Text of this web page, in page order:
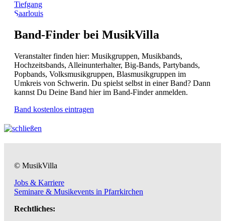
Tiefgang
Saarlouis
Band-Finder bei MusikVilla
Veranstalter finden hier: Musikgruppen, Musikbands,
Hochzeitsbands, Alleinunterhalter, Big-Bands, Partybands,
Popbands, Volksmusikgruppen, Blasmusikgruppen im
Umkreis von Schwerin. Du spielst selbst in einer Band? Dann
kannst Du Deine Band hier im Band-Finder anmelden.
Band kostenlos eintragen
© MusikVilla
Jobs & Karriere
Seminare & Musikevents in Pfarrkirchen
Rechtliches: